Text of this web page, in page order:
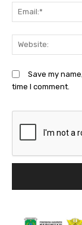
Save my
time I comment.